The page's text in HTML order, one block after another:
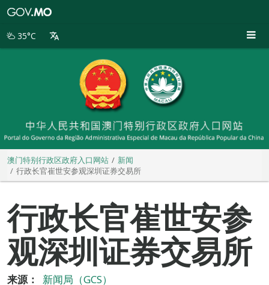
别
35°C
澳门特别行政区政府入口网站
新闻
行政长官崔世安参观深圳证券交易所
行政长官崔世安参
观深圳证券交易所
来源：
新闻局（GCS）